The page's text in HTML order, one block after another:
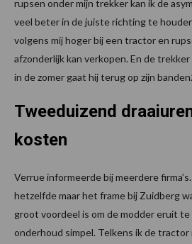
rupsen onder mijn trekker kan ik de
veel beter in de juiste richting te
volgens mij hoger bij een tractor en
afzonderlijk kan verkopen. En de
in de zomer gaat hij terug op zijn
Tweeduizend
kosten
Verrue informeerde bij meerdere
hetzelfde maar het frame bij Zuidberg
groot voordeel is om de modder eruit te
onderhoud simpel. Telkens ik de